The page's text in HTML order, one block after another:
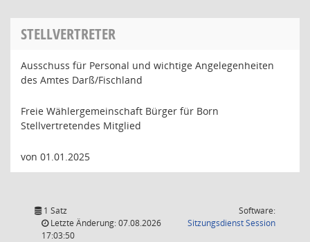
STELLVERTRETER
Ausschuss für Personal und wichtige Angelegenheiten
des Amtes Darß/Fischland
Freie Wählergemeinschaft Bürger für Born
Stellvertretendes Mitglied
von 01.01.2025
1 Satz
Letzte Änderung: 07.08.2026
17:03:50
Software:
SitzungsdienstSession(Wird in